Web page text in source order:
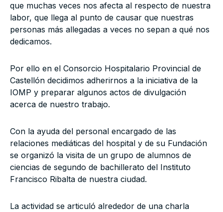
que muchas veces nos afecta al respecto de nuestra
labor, que llega al punto de causar que nuestras
personas más allegadas a veces no sepan a qué nos
dedicamos.
Por ello en el Consorcio Hospitalario Provincial de
Castellón decidimos adherirnos a la iniciativa de la
IOMP y preparar algunos actos de divulgación
acerca de nuestro trabajo.
Con la ayuda del personal encargado de las
relaciones mediáticas del hospital y de su Fundación
se organizó la visita de un grupo de alumnos de
ciencias de segundo de bachillerato del Instituto
Francisco Ribalta de nuestra ciudad.
La actividad se articuló alrededor de una charla